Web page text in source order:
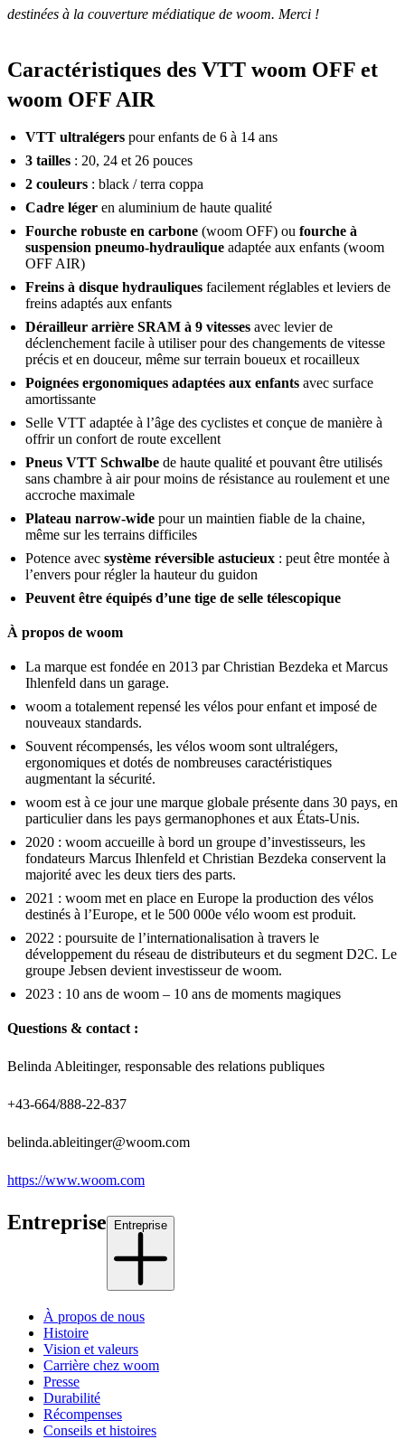
destinées à la couverture médiatique de woom. Merci !
Caractéristiques des VTT woom OFF et
woom OFF AIR
VTT ultralégers pour enfants de 6 à 14 ans
3 tailles : 20, 24 et 26 pouces
2 couleurs : black / terra coppa
Cadre léger en aluminium de haute qualité
Fourche robuste en carbone (woom OFF) ou fourche à
suspension pneumo-hydraulique adaptée aux enfants (woom
OFF AIR)
Freins à disque hydrauliques facilement réglables et leviers de
freins adaptés aux enfants
Dérailleur arrière SRAM à 9 vitesses avec levier de
déclenchement facile à utiliser pour des changements de vitesse
précis et en douceur, même sur terrain boueux et rocailleux
Poignées ergonomiques adaptées aux enfants avec surface
amortissante
Selle VTT adaptée à l’âge des cyclistes et conçue de manière à
offrir un confort de route excellent
Pneus VTT Schwalbe de haute qualité et pouvant être utilisés
sans chambre à air pour moins de résistance au roulement et une
accroche maximale
Plateau narrow-wide pour un maintien fiable de la chaine,
même sur les terrains difficiles
Potence avec système réversible astucieux : peut être montée à
l’envers pour régler la hauteur du guidon
Peuvent être équipés d’une tige de selle télescopique
À propos de woom
La marque est fondée en 2013 par Christian Bezdeka et Marcus
Ihlenfeld dans un garage.
woom a totalement repensé les vélos pour enfant et imposé de
nouveaux standards.
Souvent récompensés, les vélos woom sont ultralégers,
ergonomiques et dotés de nombreuses caractéristiques
augmentant la sécurité.
woom est à ce jour une marque globale présente dans 30 pays, en
particulier dans les pays germanophones et aux États-Unis.
2020 : woom accueille à bord un groupe d’investisseurs, les
fondateurs Marcus Ihlenfeld et Christian Bezdeka conservent la
majorité avec les deux tiers des parts.
2021 : woom met en place en Europe la production des vélos
destinés à l’Europe, et le 500 000e vélo woom est produit.
2022 : poursuite de l’internationalisation à travers le
développement du réseau de distributeurs et du segment D2C. Le
groupe Jebsen devient investisseur de woom.
2023 : 10 ans de woom – 10 ans de moments magiques
Questions & contact :
Belinda Ableitinger, responsable des relations publiques
+43-664/888-22-837
belinda.ableitinger@woom.com
https://www.woom.com
Entreprise Entreprise
À propos de nous
Histoire
Vision et valeurs
Carrière chez woom
Presse
Durabilité
Récompenses
Conseils et histoires